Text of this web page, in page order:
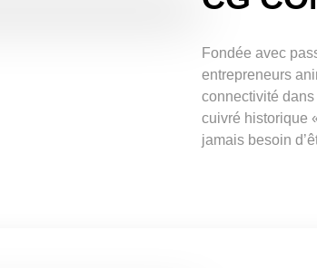
Fondée avec
entrepreneurs
connectivité
cuivré historique
jamais besoin